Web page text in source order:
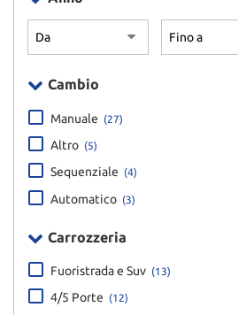
Cambio
Manuale (27)
Altro (5)
Sequenziale (4)
Automatico (3)
Carrozzeria
Fuoristrada e Suv (13)
4/5 Porte (12)